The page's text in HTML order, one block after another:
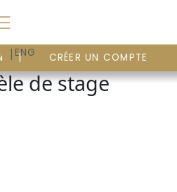
| ENG CRÉER UN COMPTE
de stage